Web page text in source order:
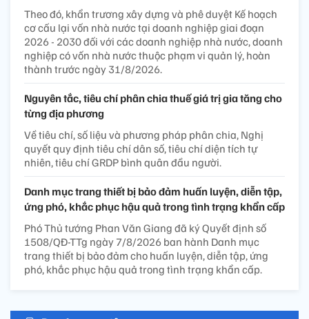
Theo đó, khẩn trương xây dựng và phê duyệt Kế hoạch
cơ cấu lại vốn nhà nước tại doanh nghiệp giai đoạn
2026 - 2030 đối với các doanh nghiệp nhà nước, doanh
nghiệp có vốn nhà nước thuộc phạm vi quản lý, hoàn
thành trước ngày 31/8/2026.
Nguyên tắc, tiêu chí phân chia thuế giá trị gia tăng cho
từng địa phương
Về tiêu chí, số liệu và phương pháp phân chia, Nghị
quyết quy định tiêu chí dân số, tiêu chí diện tích tự
nhiên, tiêu chí GRDP bình quân đầu người.
Danh mục trang thiết bị bảo đảm huấn luyện, diễn tập,
ứng phó, khắc phục hậu quả trong tình trạng khẩn cấp
Phó Thủ tướng Phan Văn Giang đã ký Quyết định số
1508/QĐ-TTg ngày 7/8/2026 ban hành Danh mục
trang thiết bị bảo đảm cho huấn luyện, diễn tập, ứng
phó, khắc phục hậu quả trong tình trạng khẩn cấp.